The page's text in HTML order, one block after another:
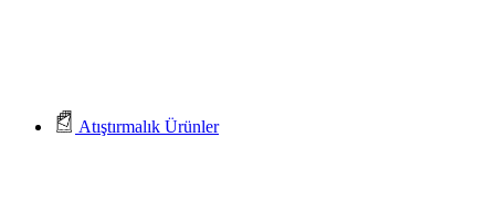
Atıştırmalık Ürünler